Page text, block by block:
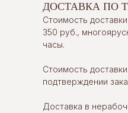
ДОСТАВКА ПО
Стоимость
350 руб.,
часы.
Стоимость
подтверждении
Доставка в
TORTOLLA, 2023
персональных данных